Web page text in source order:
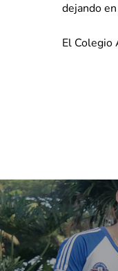
dejando
El Colegio